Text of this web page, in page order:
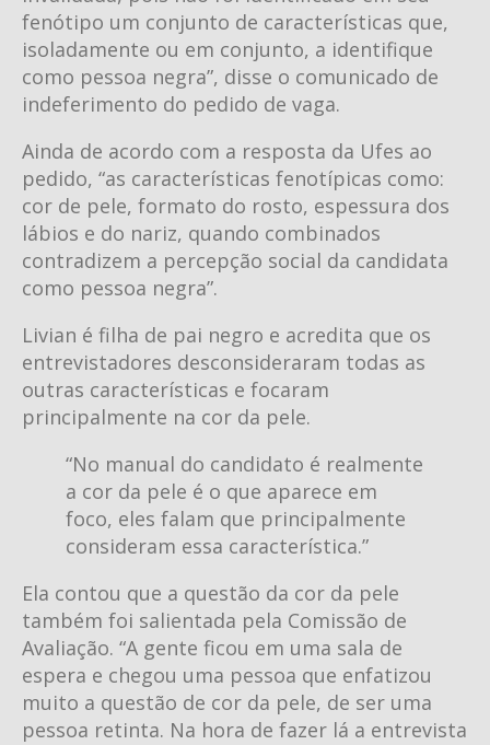
fenótipo um conjunto de características que,
isoladamente ou em conjunto, a identifique
como pessoa negra”, disse o comunicado de
indeferimento do pedido de vaga.
Ainda de acordo com a resposta da Ufes ao
pedido, “as características fenotípicas como:
cor de pele, formato do rosto, espessura dos
lábios e do nariz, quando combinados
contradizem a percepção social da candidata
como pessoa negra”.
Livian é filha de pai negro e acredita que os
entrevistadores desconsideraram todas as
outras características e focaram
principalmente na cor da pele.
“No manual do candidato é realmente
a cor da pele é o que aparece em
foco, eles falam que principalmente
consideram essa característica.”
Ela contou que a questão da cor da pele
também foi salientada pela Comissão de
Avaliação. “A gente ficou em uma sala de
espera e chegou uma pessoa que enfatizou
muito a questão de cor da pele, de ser uma
pessoa retinta. Na hora de fazer lá a entrevista